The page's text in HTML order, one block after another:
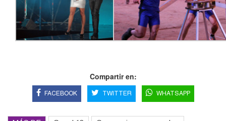
Compartir en:
FACEBOOK TWITTER WHATSAPP